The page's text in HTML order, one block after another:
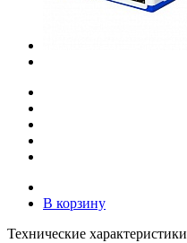
В корзину
Технические характеристики